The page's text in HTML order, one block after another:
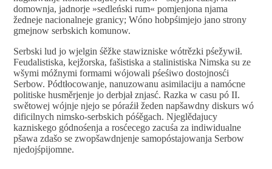
domownja, jadnorje »sedleński rum« pomjenjona njama
žedneje nacionalneje granicy; Wóno hobpśimjejo jano strony
gmejnow serbskich komunow.
Serbski lud jo wjelgin śěžke stawizniske wótrězki pśežywił.
Feudalistiska, kejžorska, fašistiska a stalinistiska Nimska su ze
wšymi móžnymi formami wójowali pśeśiwo dostojnosći
Serbow. Pódtłocowanje, nanuzowanu asimilaciju a namócne
politiske husměrjenje jo derbjał znjasć. Razka w casu pó II.
swětowej wójnje njejo se póraźił žeden napšawdny diskurs wó
dificilnych nimsko-serbskich póśěgach. Njeglědajucy
kazniskego gódnośenja a rosćecego zacuśa za indiwidualne
pšawa zdašo se zwopšawdnjenje samopóstajowanja Serbow
njedojśpijomne.